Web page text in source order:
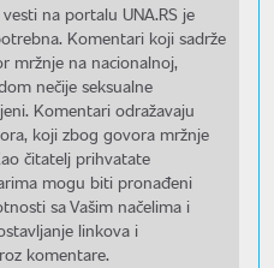
na portalu UNA.RS je
Komentari koji sadrže
mržnje na nacionalnoj,
nečije seksualne
Komentari odražavaju
koji zbog govora mržnje
čitatelj prihvatate
mogu biti pronađeni
sa Vašim načelima i
linkova i
komentare.